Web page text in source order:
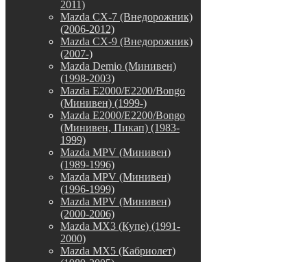
2011)
Mazda CX-7 (Внедорожник)
(2006-2012)
Mazda CX-9 (Внедорожник)
(2007-)
Mazda Demio (Минивен)
(1998-2003)
Mazda E2000/E2200/Bongo
(Минивен) (1999-)
Mazda E2000/E2200/Bongo
(Минивен, Пикап) (1983-
1999)
Mazda MPV (Минивен)
(1989-1996)
Mazda MPV (Минивен)
(1996-1999)
Mazda MPV (Минивен)
(2000-2006)
Mazda MX3 (Купе) (1991-
2000)
Mazda MX5 (Кабриолет)